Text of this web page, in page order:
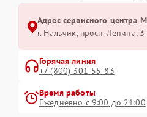
Адрес сервисного центра
г. Нальчик, просп. Ленина, 3
Горячая линия
+7 (800) 301-55-83
Время работы
Ежедневно с 9:00 до 21:00